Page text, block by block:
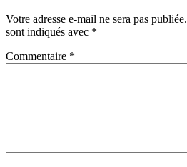
Votre adresse e-mail ne sera pas publiée.
sont indiqués avec *
Commentaire *